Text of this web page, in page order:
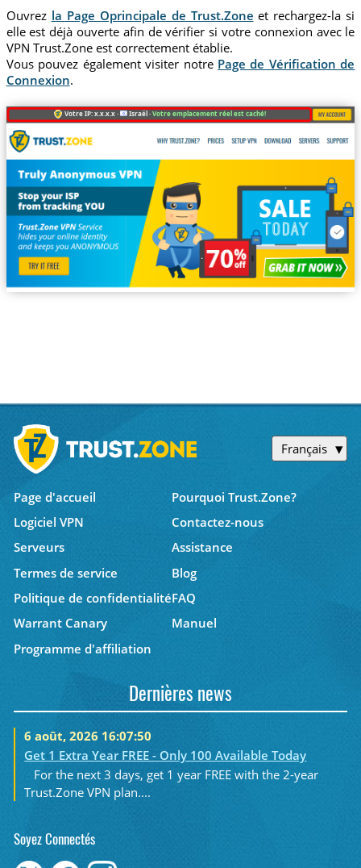
Ouvrez la Page Oprincipale de Trust.Zone et rechargez-la si
elle est déjà ouverte afin de vérifier si votre connexion avec le
VPN Trust.Zone est correctement établie.
Vous pouvez également visiter notre Page de Vérification de
Connexion.
Votre IP: x.x.x.x · Israël ·Votre emplacement réel est caché!
Français
Page d'accueil
Pourquoi Trust.Zone?
Logiciel VPN
Contactez-nous
Serveurs
Assistance
Termes de service
Blog
Politique de confidentialitéFAQ
Warrant Canary
Manuel
Programme d'affiliation
Dernières news
6 août, 2026 16:07:50
Get 1 Extra Year FREE - Only 100 Available Today
For the next 3 days, get 1 year FREE with the 2-year
Trust.Zone VPN plan....
Soyez Connectés